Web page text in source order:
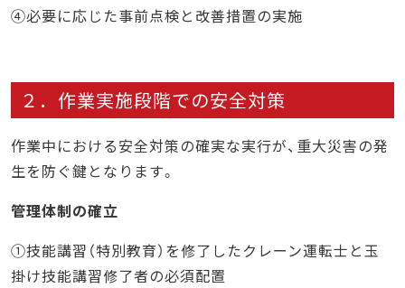
④必要に応じた事前点検と改善措置の実施
２．作業実施段階での安全対策
作業中における安全対策の確実な実行が、重大災害の発
生を防ぐ鍵となります。
管理体制の確立
①技能講習（特別教育）を修了したクレーン運転士と玉
掛け技能講習修了者の必須配置